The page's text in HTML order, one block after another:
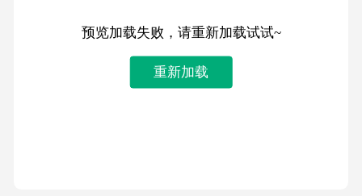
预览加载失败，请重新加载试试~
重新加载